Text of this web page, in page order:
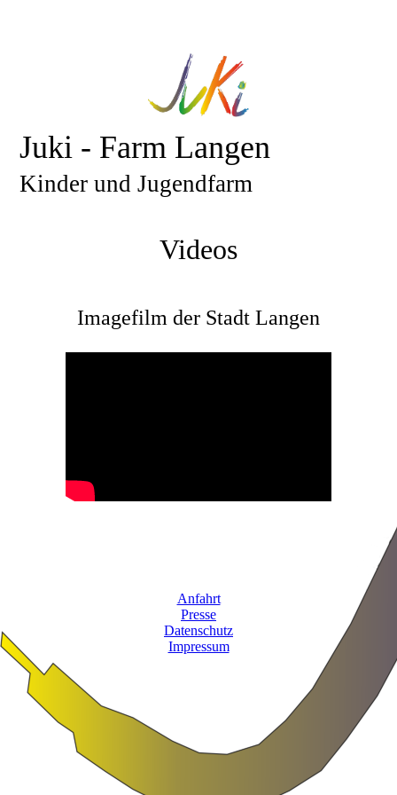
Juki - Farm Langen
Kinder und Jugendfarm
Videos
Imagefilm der Stadt Langen
Anfahrt
Presse
Datenschutz
Impressum